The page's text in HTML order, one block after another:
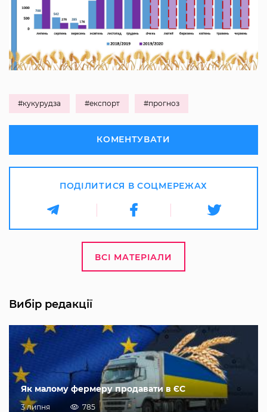
#кукурудза #експорт #прогноз
КОМЕНТУВАТИ
ПОДІЛИТИСЯ В СОЦМЕРЕЖАХ
ВСІ МАТЕРІАЛИ
Вибір редакції
Як малому фермеру продавати в ЄС
3 липня 785